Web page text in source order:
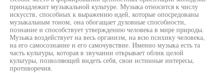
принадлежит музыкальной культуре. Музыка относится к числу
искусств, способных к выражению идей, которые опосредованы
музыкальным тоном, она обогащает духовные способности,
познание и способствует утверждению человека в мире природы.
Музыка воздействует на весь организм, на всю психику человека,
на его самосознание и его самочувствие. Именно музыка есть та
часть культуры, которая в звучании открывает облик целой
культуры, позволяющей видеть себя, свои истинные интересы,
противоречия.